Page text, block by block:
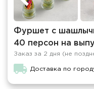
Фуршет с
40 персон на
Заказ за 2 дня (не
Доставка по